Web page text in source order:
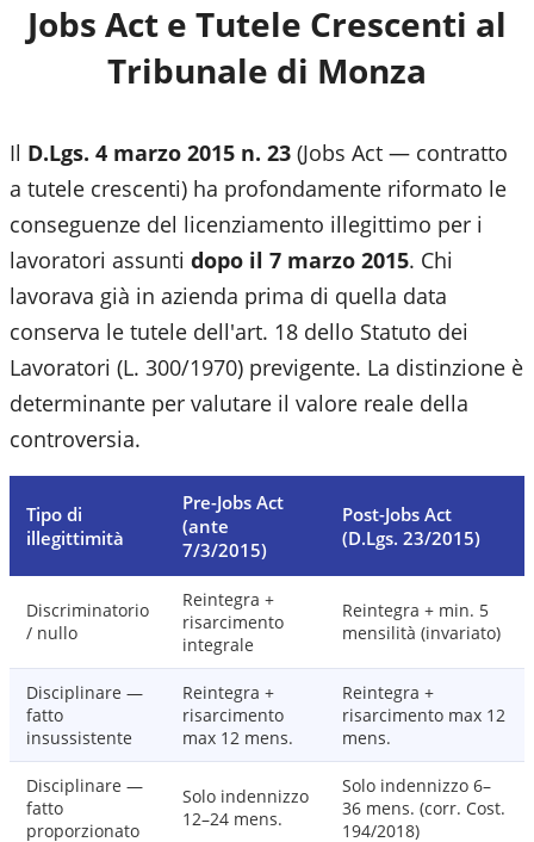
Jobs Act e Tutele Crescenti al
Tribunale di Monza
Il D.Lgs. 4 marzo 2015 n. 23 (Jobs Act — contratto
a tutele crescenti) ha profondamente riformato le
conseguenze del licenziamento illegittimo per i
lavoratori assunti dopo il 7 marzo 2015. Chi
lavorava già in azienda prima di quella data
conserva le tutele dell'art. 18 dello Statuto dei
Lavoratori (L. 300/1970) previgente. La distinzione è
determinante per valutare il valore reale della
controversia.
Tipo di
illegittimità
Pre-Jobs Act
(ante
7/3/2015)
Post-Jobs Act
(D.Lgs. 23/2015)
Discriminatorio
/ nullo
Reintegra +
risarcimento
integrale
Reintegra + min. 5
mensilità (invariato)
Disciplinare —
fatto
insussistente
Reintegra +
risarcimento
max 12 mens.
Reintegra +
risarcimento max 12
mens.
Disciplinare —
fatto
proporzionato
Solo indennizzo
12–24 mens.
Solo indennizzo 6–
36 mens. (corr. Cost.
194/2018)